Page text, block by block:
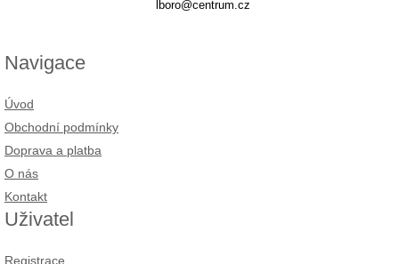
lboro@centrum.cz
Navigace
Úvod
Obchodní podmínky
Doprava a platba
O nás
Kontakt
Uživatel
Registrace